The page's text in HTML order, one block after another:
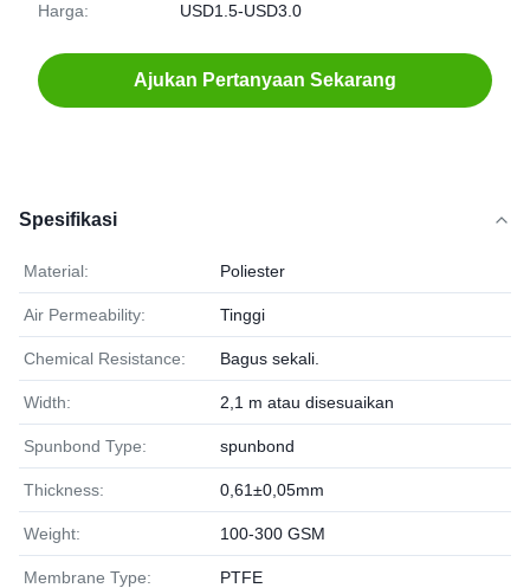
Harga: USD1.5-USD3.0
Ajukan Pertanyaan Sekarang
Spesifikasi
Material: Poliester
Air Permeability: Tinggi
Chemical Resistance: Bagus sekali.
Width: 2,1 m atau disesuaikan
Spunbond Type: spunbond
Thickness: 0,61±0,05mm
Weight: 100-300 GSM
Membrane Type: PTFE